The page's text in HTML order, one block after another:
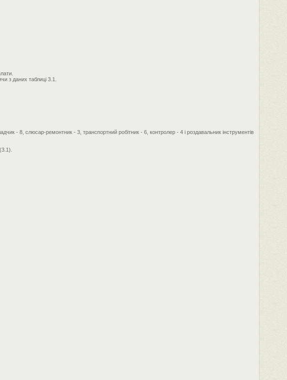
з даних таблиці 3.1.
- 8, слюсар-ремонтник - 3, транспортний робітник - 6, контролер - 4 і роздавальник інструментів